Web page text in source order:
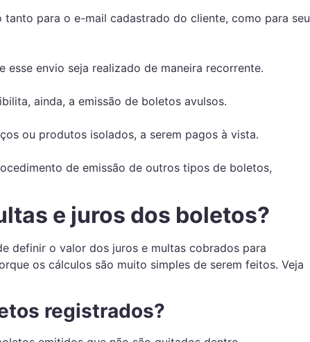
para o e-mail cadastrado do cliente, como para seu
envio seja realizado de maneira recorrente.
ainda, a emissão de boletos avulsos.
ou produtos isolados, a serem pagos à vista.
de emissão de outros tipos de boletos,
e juros dos boletos?
definir o valor dos juros e multas cobrados para
os cálculos são muito simples de serem feitos. Veja
registrados?